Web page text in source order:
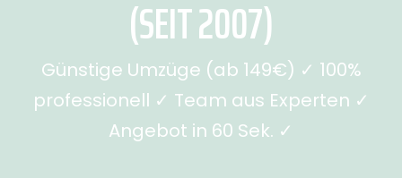
(SEIT 2007)
Günstige Umzüge (ab 149€) ✓ 100%
professionell ✓ Team aus Experten ✓
Angebot in 60 Sek. ✓